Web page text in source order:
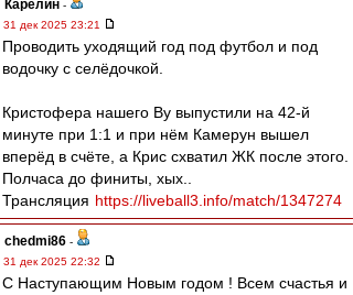
Карелин -
31 дек 2025 23:21
Проводить уходящий год под футбол и под
водочку с селёдочкой.
Кристофера нашего Ву выпустили на 42-й
минуте при 1:1 и при нём Камерун вышел
вперёд в счёте, а Крис схватил ЖК после этого.
Полчаса до финиты, хых..
Трансляция https://liveball3.info/match/1347274
chedmi86 -
31 дек 2025 22:32
С Наступающим Новым годом ! Всем счастья и